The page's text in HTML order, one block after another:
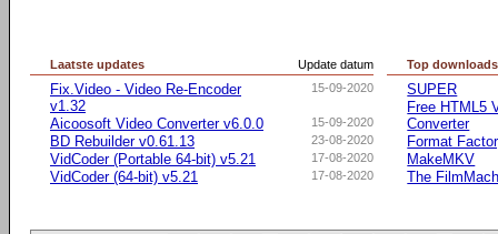
Update datum
Laatste updates
15-09-2020
Fix.Video - Video Re-Encoder
v1.32
15-09-2020
Aicoosoft Video Converter v6.0.0
23-08-2020
BD Rebuilder v0.61.13
17-08-2020
VidCoder (Portable 64-bit) v5.21
17-08-2020
VidCoder (64-bit) v5.21
Top downloads
SUPER
Free HTML5
Converter
Format
MakeMKV
The